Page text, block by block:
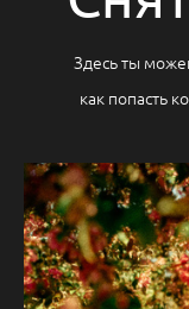
Здесь ты
как попасть